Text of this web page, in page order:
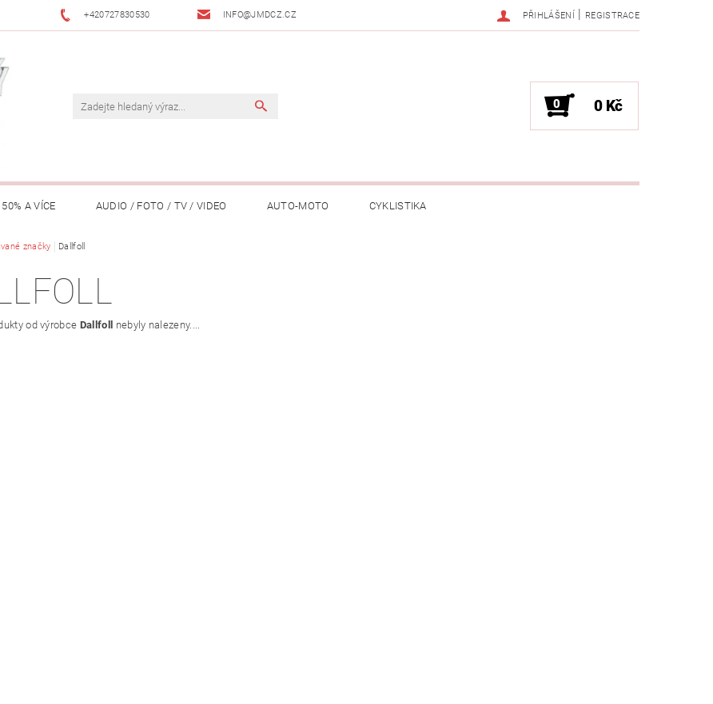
+420727830530 INFO@JMDCZ.CZ PŘIHLÁŠENÍ | REGISTRACE
0 0 Kč
A VÍCE AUDIO / FOTO / TV / VIDEO AUTO-MOTO CYKLISTIKA
/ ZAHRADA
/ TABLETY / PŘÍSLUŠENSTVÍ
...) OSOBNÍ POMŮCKY
značky Dallfoll
od výrobce Dallfoll nebyly nalezeny....